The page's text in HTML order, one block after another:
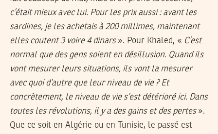
c’était mieux avec lui. Pour les prix aussi : avant les
sardines, je les achetais à 200 millimes, maintenant
elles coutent 3 voire 4 dinars ». Pour Khaled, « C’est
normal que des gens soient en désillusion. Quand ils
vont mesurer leurs situations, ils vont la mesurer
avec quoi d’autre que leur niveau de vie ? Et
concrètement, le niveau de vie s’est détérioré ici. Dans
toutes les révolutions, il y a des gains et des pertes».
Que ce soit en Algérie ou en Tunisie, le passé est